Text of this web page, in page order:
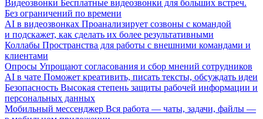
Видеозвонки Бесплатные видеозвонки для больших встреч.
Без ограничений по времени
AI в видеозвонках Проанализирует созвоны с командой
и подскажет, как сделать их более результативными
Коллабы Пространства для работы с внешними командами и
клиентами
Опросы Упрощают согласования и сбор мнений сотрудников
AI в чате Поможет креативить, писать тексты, обсуждать идеи
Безопасность Высокая степень защиты рабочей информации и
персональных данных
Мобильный мессенджер Вся работа — чаты, задачи, файлы —